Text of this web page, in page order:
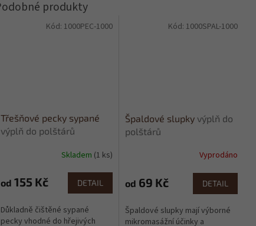
Třešňové pecky sypané
výplň do polštárů
produktu
je
z
5
Skladem (1 ks)
od 155 Kč DETAIL
Důkladně čištěné sypané
pecky vhodné do hřejivých
Kód: 1000PEC-1000
Špaldové slupky výplň do
polštárů
produktu
je
z
Vyprodáno
od 69 Kč DETAIL
Špaldové slupky mají výborné
mikromasážní účinky a
Kód: 1000SPAL-1000